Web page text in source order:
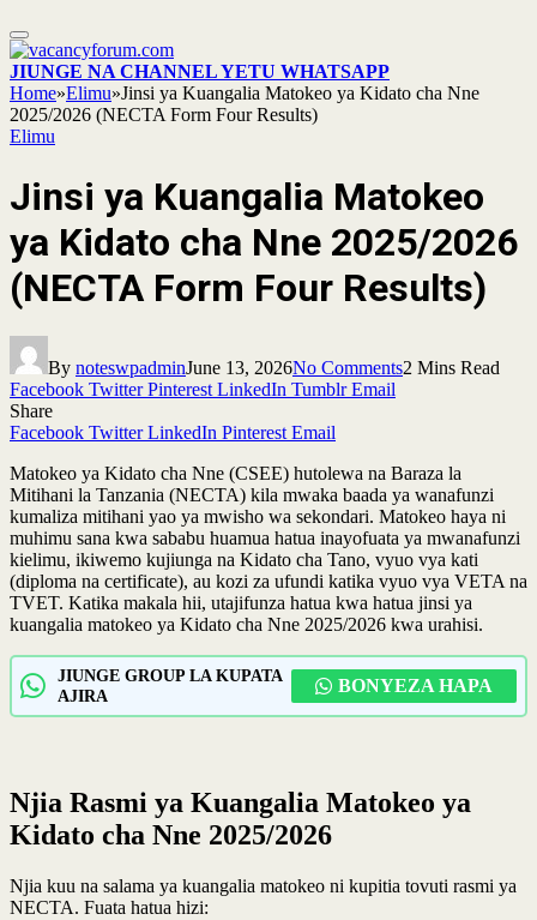
JIUNGE NA CHANNEL YETU WHATSAPP
Home»Elimu»Jinsi ya Kuangalia Matokeo ya Kidato cha Nne
2025/2026 (NECTA Form Four Results)
Elimu
Jinsi ya Kuangalia Matokeo
ya Kidato cha Nne 2025/2026
(NECTA Form Four Results)
By noteswpadminJune 13, 2026No Comments2 Mins Read
Facebook Twitter Pinterest LinkedIn Tumblr Email
Share
Facebook Twitter LinkedIn Pinterest Email
Matokeo ya Kidato cha Nne (CSEE) hutolewa na Baraza la
Mitihani la Tanzania (NECTA) kila mwaka baada ya wanafunzi
kumaliza mitihani yao ya mwisho wa sekondari. Matokeo haya ni
muhimu sana kwa sababu huamua hatua inayofuata ya mwanafunzi
kielimu, ikiwemo kujiunga na Kidato cha Tano, vyuo vya kati
(diploma na certificate), au kozi za ufundi katika vyuo vya VETA na
TVET. Katika makala hii, utajifunza hatua kwa hatua jinsi ya
kuangalia matokeo ya Kidato cha Nne 2025/2026 kwa urahisi.
JIUNGE GROUP LA KUPATA
AJIRA
BONYEZA HAPA
Njia Rasmi ya Kuangalia Matokeo ya
Kidato cha Nne 2025/2026
Njia kuu na salama ya kuangalia matokeo ni kupitia tovuti rasmi ya
NECTA. Fuata hatua hizi: